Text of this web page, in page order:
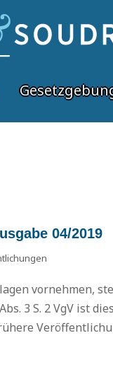
04/2019
vornehmen,
3 S. 2 VgV ist